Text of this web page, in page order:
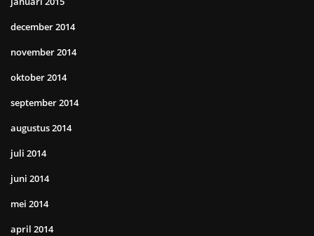
december 2014
november 2014
oktober 2014
september 2014
augustus 2014
juli 2014
juni 2014
mei 2014
april 2014